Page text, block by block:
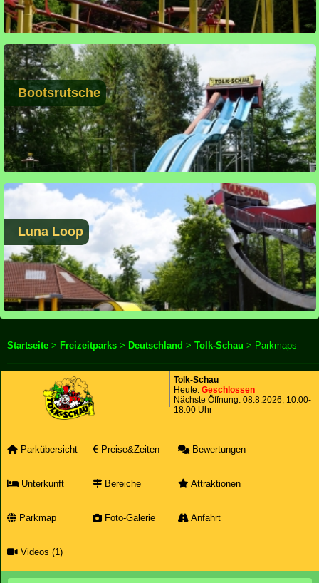
Bootsrutsche
Luna Loop
Startseite > Freizeitparks > Deutschland > Tolk-Schau > Parkmaps
Tolk-Schau
Heute: Geschlossen
Nächste Öffnung: 08.8.2026, 10:00-
18:00 Uhr
Parkübersicht Preise&Zeiten Bewertungen
Unterkunft Bereiche Attraktionen
Parkmap Foto-Galerie Anfahrt
Videos (1)